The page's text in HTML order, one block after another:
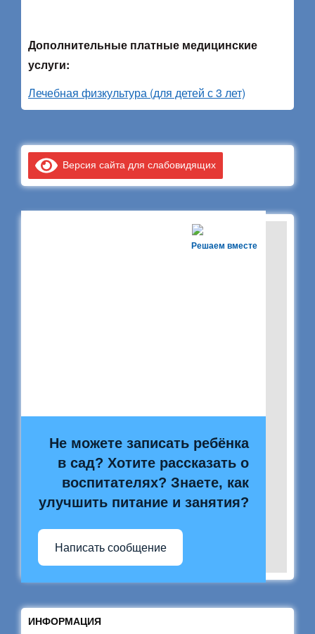
Дополнительные платные медицинские
услуги:
Лечебная физкультура (для детей с 3 лет)
Версия сайта для слабовидящих
Решаем вместе
Не можете записать ребёнка
в сад? Хотите рассказать о
воспитателях? Знаете, как
улучшить питание и занятия?
Написать сообщение
ИНФОРМАЦИЯ